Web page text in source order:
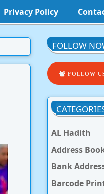
Privacy Policy
FOLLOW
FOLLOW
AL Hadith
Address
Bank
Barcode